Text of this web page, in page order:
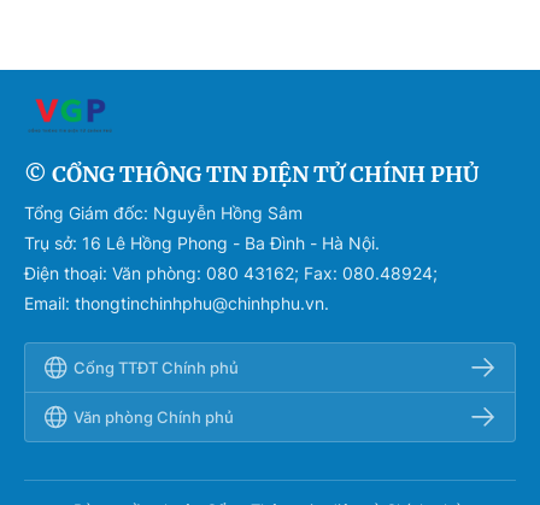
© CỔNG THÔNG TIN ĐIỆN TỬ CHÍNH PHỦ
Tổng Giám đốc: Nguyễn Hồng Sâm
Trụ sở: 16 Lê Hồng Phong - Ba Đình - Hà Nội.
Điện thoại: Văn phòng: 080 43162; Fax: 080.48924;
Email: thongtinchinhphu@chinhphu.vn.
Cổng TTĐT Chính phủ
Văn phòng Chính phủ